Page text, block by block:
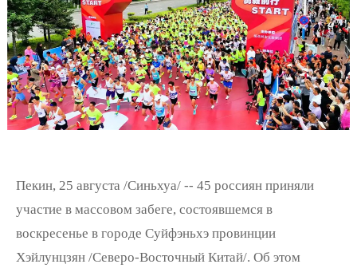
Пекин, 25 августа /Синьхуа/ -- 45 россиян приняли
участие в массовом забеге, состоявшемся в
воскресенье в городе Суйфэньхэ провинции
Хэйлунцзян /Северо-Восточный Китай/. Об этом